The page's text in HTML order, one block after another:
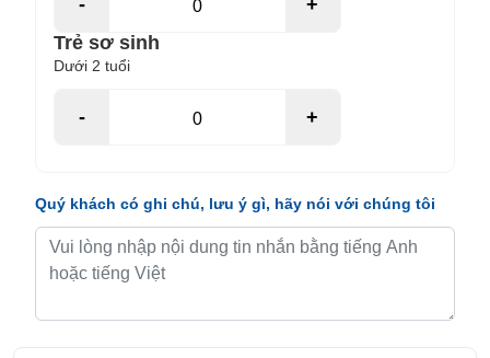
-
+
Trẻ sơ sinh
Dưới 2 tuổi
- +
Quý khách có ghi chú, lưu ý gì, hãy nói với chúng tôi